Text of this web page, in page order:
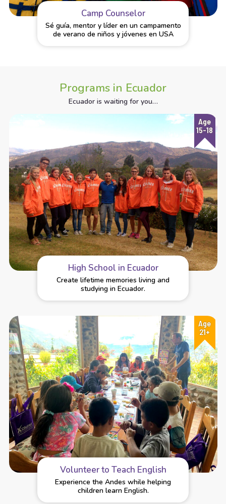
Camp Counselor
Sé guía, mentor y líder en un campamento
de verano de niños y jóvenes en USA
Programs in Ecuador
Ecuador is waiting for you…
Age
15-18
High School in Ecuador
Create lifetime memories living and
studying in Ecuador.
Age
21+
Volunteer to Teach English
Experience the Andes while helping
children learn English.